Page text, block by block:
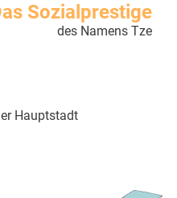
Sozialprestige
des Namens Tze
Hauptstadt